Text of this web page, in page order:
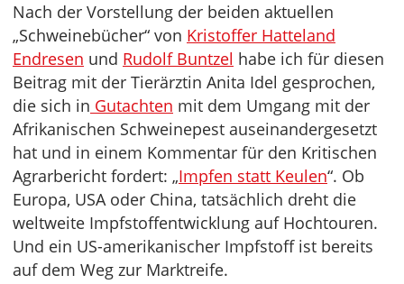
Nach der Vorstellung der beiden aktuellen
„Schweinebücher“ von Kristoffer Hatteland
Endresen und Rudolf Buntzel habe ich für diesen
Beitrag mit der Tierärztin Anita Idel gesprochen,
die sich in Gutachten mit dem Umgang mit der
Afrikanischen Schweinepest auseinandergesetzt
hat und in einem Kommentar für den Kritischen
Agrarbericht fordert: „Impfen statt Keulen“. Ob
Europa, USA oder China, tatsächlich dreht die
weltweite Impfstoffentwicklung auf Hochtouren.
Und ein US-amerikanischer Impfstoff ist bereits
auf dem Weg zur Marktreife.